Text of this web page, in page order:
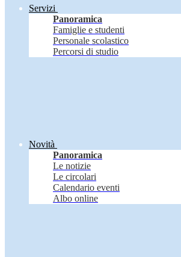
Servizi
Panoramica
Famiglie e studenti
Personale scolastico
Percorsi di studio
Novità
Panoramica
Le notizie
Le circolari
Calendario eventi
Albo online